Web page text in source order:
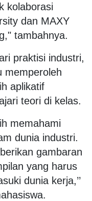
kolaborasi
dan MAXY
tambahnya.
praktisi industri,
memperoleh
aplikatif
teori di kelas.
memahami
dunia industri.
gambaran
yang harus
dunia kerja,’’